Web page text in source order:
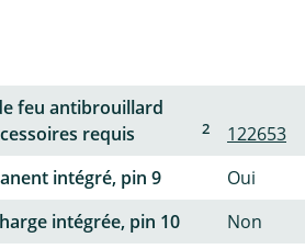
feu antibrouillard
requis
2
122653
intégré, pin 9
Oui
intégrée, pin 10
Non